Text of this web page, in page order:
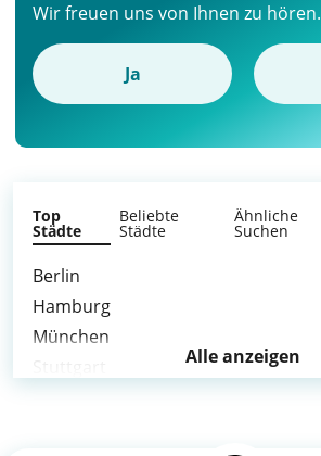
Wir freuen uns von Ihnen zu hören.
Ja
Top
Städte
Beliebte
Städte
Ähnliche
Suchen
Berlin
Hamburg
München
Alle anzeigen